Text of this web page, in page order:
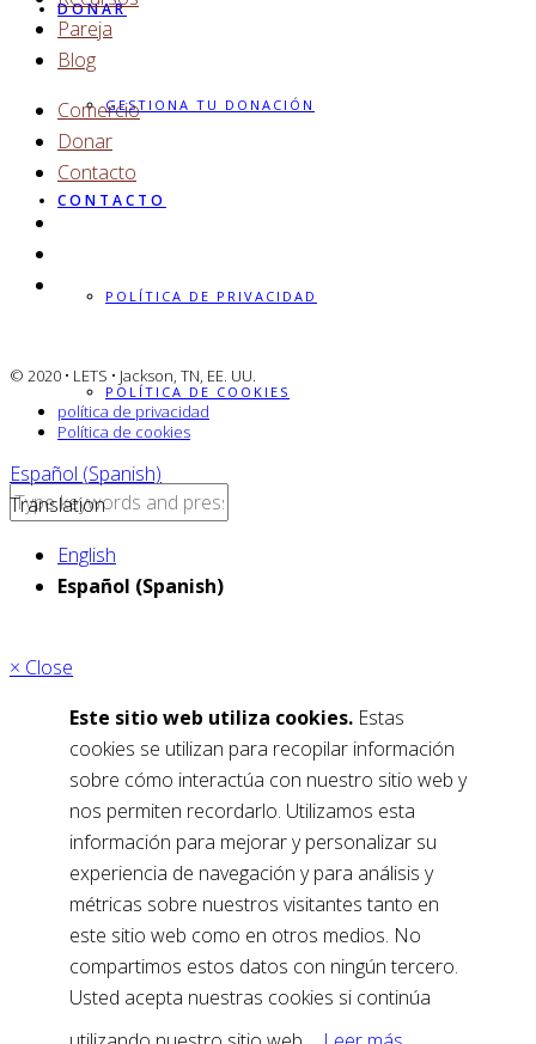
DONAR
GESTIONA TU DONACIÓN
CONTACTO
POLÍTICA DE PRIVACIDAD
POLÍTICA DE COOKIES
Pareja
Blog
Comercio
Donar
Contacto
© 2020 • LETS • Jackson, TN, EE. UU.
política de privacidad
Política de cookies
Español (Spanish)
Translation
English
Español (Spanish)
× Close
Este sitio web utiliza cookies. Estas
cookies se utilizan para recopilar información
sobre cómo interactúa con nuestro sitio web y
nos permiten recordarlo. Utilizamos esta
información para mejorar y personalizar su
experiencia de navegación y para análisis y
métricas sobre nuestros visitantes tanto en
este sitio web como en otros medios. No
compartimos estos datos con ningún tercero.
Usted acepta nuestras cookies si continúa